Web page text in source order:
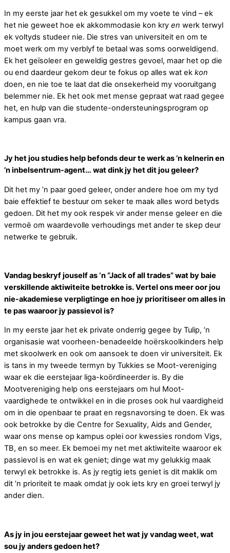
In my eerste jaar het ek gesukkel om my voete te vind – ek
het nie geweet hoe ek akkommodasie kon kry en werk terwyl
ek voltyds studeer nie. Die stres van universiteit en om te
moet werk om my verblyf te betaal was soms oorweldigend.
Ek het geïsoleer en geweldig gestres gevoel, maar het op die
ou end daardeur gekom deur te fokus op alles wat ek kon
doen, en nie toe te laat dat die onsekerheid my vooruitgang
belemmer nie. Ek het ook met mense gepraat wat raad gegee
het, en hulp van die studente-ondersteuningsprogram op
kampus gaan vra.
Jy het jou studies help befonds deur te werk as ’n kelnerin en
’n inbelsentrum-agent… wat dink jy het dit jou geleer?
Dit het my ’n paar goed geleer, onder andere hoe om my tyd
baie effektief te bestuur om seker te maak alles word betyds
gedoen. Dit het my ook respek vir ander mense geleer en die
vermoë om waardevolle verhoudings met ander te skep deur
netwerke te gebruik.
Vandag beskryf jouself as ‘n “Jack of all trades” wat by baie
verskillende aktiwiteite betrokke is. Vertel ons meer oor jou
nie-akademiese verpligtinge en hoe jy prioritiseer om alles in
te pas waaroor jy passievol is?
In my eerste jaar het ek private onderrig gegee by Tulip, ’n
organisasie wat voorheen-benadeelde hoërskoolkinders help
met skoolwerk en ook om aansoek te doen vir universiteit. Ek
is tans in my tweede termyn by Tukkies se Moot-vereniging
waar ek die eerstejaar liga-koördineerder is. By die
Mootvereniging help ons eerstejaars om hul Moot-
vaardighede te ontwikkel en in die proses ook hul vaardigheid
om in die openbaar te praat en regsnavorsing te doen. Ek was
ook betrokke by die Centre for Sexuality, Aids and Gender,
waar ons mense op kampus oplei oor kwessies rondom Vigs,
TB, en so meer. Ek bemoei my net met aktiwiteite waaroor ek
passievol is en wat ek geniet; dinge wat my gelukkig maak
terwyl ek betrokke is. As jy regtig iets geniet is dit maklik om
dit ’n prioriteit te maak omdat jy ook iets kry en groei terwyl jy
ander dien.
As jy in jou eerstejaar geweet het wat jy vandag weet, wat
sou jy anders gedoen het?